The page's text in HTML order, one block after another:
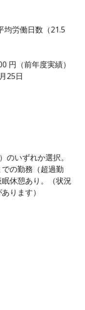
均労働日数（21.5
円（前年度実績）
25日
のいずれか選択。
での勤務（超過勤
休憩あり。（状況
ります）